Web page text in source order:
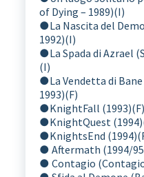
of Dying – 1989)(I)
●La Nascita del
1992)(I)
●La Spada di Azrael
(I)
●La Vendetta di
1993)(F)
●KnightFall (1993)(F)
●KnightQuest
●KnightsEnd
● Aftermath (1994/
● Contagio